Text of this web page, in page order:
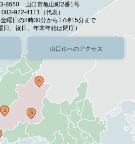
8650 山口市亀山町2番1号
083-922-4111（代表）
曜日の8時30分から17時15分まで
日、祝日、年末年始は閉庁）
山口市へのアクセス